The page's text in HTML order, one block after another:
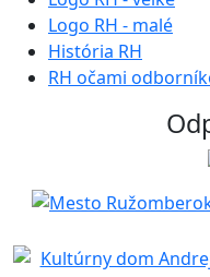
Logo RH - malé
História RH
RH očami